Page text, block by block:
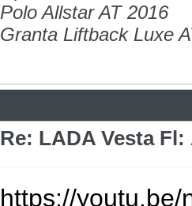
Polo Allstar AT 2016
Granta Liftback Luxe
Re: LADA Vesta
https://youtu.be/